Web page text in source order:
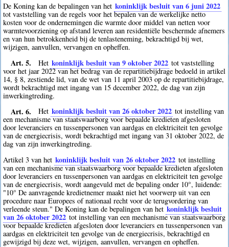
De Koning kan de bepalingen van het koninklijk besluit van 6 juni 2022
tot vaststelling van de regels voor het bepalen van de werkelijke netto
kosten voor de ondernemingen die warmte door middel van netten voor
warmtevoorziening op afstand leveren aan residentiële beschermde afnemers
en van hun betrokkenheid bij de tenlasteneming, bekrachtigd bij wet,
wijzigen, aanvullen, vervangen en opheffen.
Art. 5. Het koninklijk besluit van 9 oktober 2022 tot vaststelling
voor het jaar 2022 van het bedrag van de repartitiebijdrage bedoeld in artikel
14, § 8, zestiende lid, van de wet van 11 april 2003 op de repartitiebijdrage,
wordt bekrachtigd met ingang van 15 december 2022, de dag van zijn
inwerkingtreding.
Art. 6. Het koninklijk besluit van 26 oktober 2022 tot instelling van
een mechanisme van staatswaarborg voor bepaalde kredieten afgesloten
door leveranciers en tussenpersonen van aardgas en elektriciteit ten gevolge
van de energiecrisis, wordt bekrachtigd met ingang van 31 oktober 2022, de
dag van zijn inwerkingtreding.
Artikel 3 van het koninklijk besluit van 26 oktober 2022 tot instelling
van een mechanisme van staatswaarborg voor bepaalde kredieten afgesloten
door leveranciers en tussenpersonen van aardgas en elektriciteit ten gevolge
van de energiecrisis, wordt aangevuld met de bepaling onder 10°, luidende:
"10° De aanvragende kredietnemer maakt niet het voorwerp uit van een
procedure naar Europees of nationaal recht voor de terugvordering van
verleende steun." De Koning kan de bepalingen van het koninklijk besluit
van 26 oktober 2022 tot instelling van een mechanisme van staatswaarborg
voor bepaalde kredieten afgesloten door leveranciers en tussenpersonen van
aardgas en elektriciteit ten gevolge van de energiecrisis, bekrachtigd en
gewijzigd bij deze wet, wijzigen, aanvullen, vervangen en opheffen.